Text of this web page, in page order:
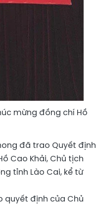
mừng đồng chí Hồ
đã trao Quyết định
Cao Khải, Chủ tịch
tỉnh Lào Cai, kể từ
quyết định của Chủ